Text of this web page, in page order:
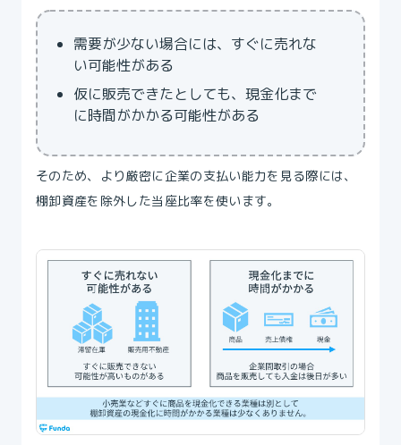
需要が少ない場合には、すぐに売れな
い可能性がある
仮に販売できたとしても、現金化まで
に時間がかかる可能性がある
‍そのため、より厳密に企業の支払い能力を見る際には、
棚卸資産を除外した当座比率を使います。